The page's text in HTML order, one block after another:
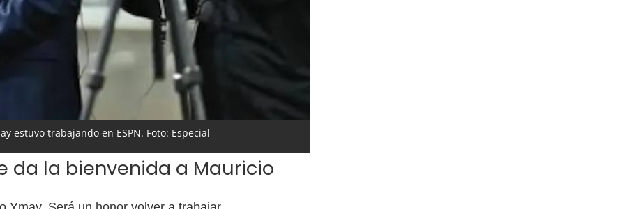
estuvo trabajando en ESPN. Foto: Especial
da la bienvenida a Mauricio